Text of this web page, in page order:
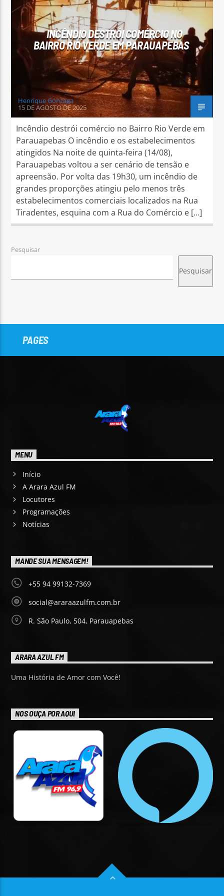
Arara Azul FM
INCÊNDIO DESTRÓI COMÉRCIO NO
BAIRRO RIO VERDE EM PARAUAPEBAS
Henrique Gonzaga
15 DE AGOSTO DE 2025
Incêndio destrói comércio no Bairro Rio Verde em
Parauapebas O incêndio e os estabelecimentos
atingidos Na noite de quinta-feira (14/08),
Parauapebas voltou a ser cenário de tensão e
apreensão. Por volta das 19h30, um incêndio de
grandes proporções atingiu pelo menos três
estabelecimentos comerciais localizados na Rua
Tiradentes, esquina com a Rua do Comércio e […]
Pesquisar
Pesquisar
PAGES
MENU
Início
A Arara Azul FM
Locutores
Programações
Notícias
MANDE SUA MENSAGEM!
+55 94 99132-7369
social@araraazulfm.com.br
R. São Paulo, 504, Parauapebas
ARARA AZUL FM
Uma História de Amor com Você!
NOS OUÇA POR AQUI